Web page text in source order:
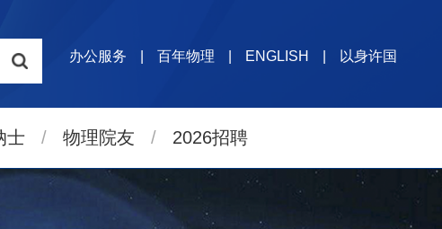
办公服务 百年物理 ENGLISH 以身许国
士 / 物理院友 / 2026招聘